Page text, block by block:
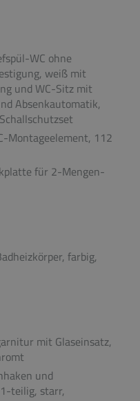
WC ohne
weiß mit
und WC-Sitz mit
Absenkautomatik,
Montageelement, 112
für 2-Mengen-
farbig,
mit Glaseinsatz,
und
teilig, starr,